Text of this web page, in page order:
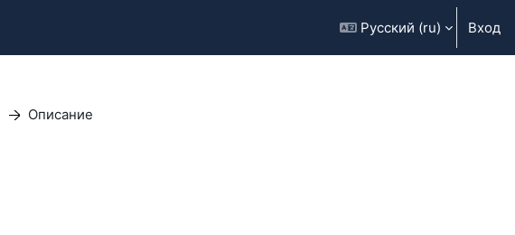
Русский ‎(ru)‎ Вход
Описание